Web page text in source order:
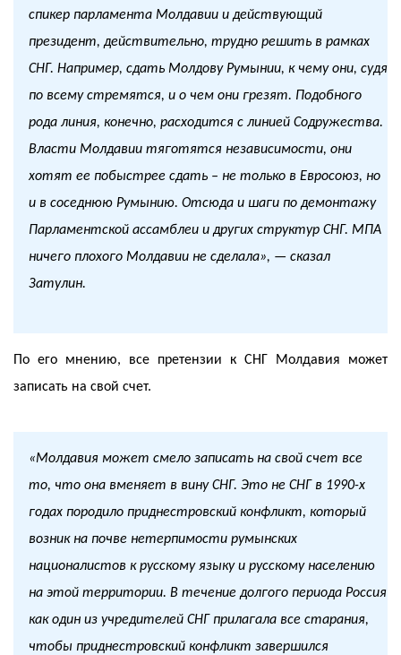
спикер парламента Молдавии и действующий
президент, действительно, трудно решить в рамках
СНГ. Например, сдать Молдову Румынии, к чему они, судя
по всему стремятся, и о чем они грезят. Подобного
рода линия, конечно, расходится с линией Содружества.
Власти Молдавии тяготятся независимости, они
хотят ее побыстрее сдать – не только в Евросоюз, но
и в соседнюю Румынию. Отсюда и шаги по демонтажу
Парламентской ассамблеи и других структур СНГ. МПА
ничего плохого Молдавии не сделала», — сказал
Затулин.
По его мнению, все претензии к СНГ Молдавия может
записать на свой счет.
«Молдавия может смело записать на свой счет все
то, что она вменяет в вину СНГ. Это не СНГ в 1990-х
годах породило приднестровский конфликт, который
возник на почве нетерпимости румынских
националистов к русскому языку и русскому населению
на этой территории. В течение долгого периода Россия
как один из учредителей СНГ прилагала все старания,
чтобы приднестровский конфликт завершился